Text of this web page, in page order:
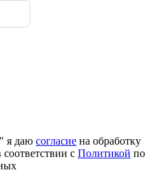
Нажимая кнопку "Отправить" я даю согласие на обработку
с Политикой по